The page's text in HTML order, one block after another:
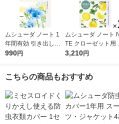
ムシューダ ノート 1
年間有効 引き出し・
衣装ケース用 フリー
990円
ムシューダ ノート
TE クローゼット用
類 防虫剤 ペパーミン
3） エステー
3,210円
こちらの商品もおすすめ